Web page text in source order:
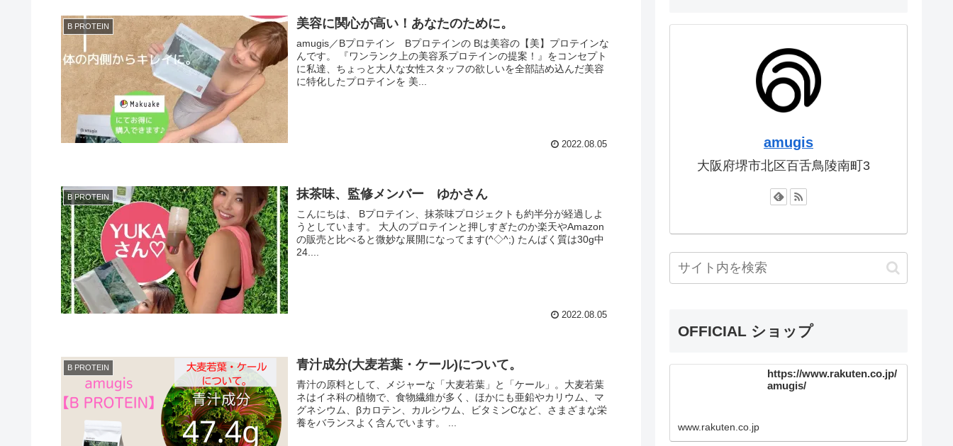
B PROTEIN 美容に関心が高い！あなたのために。
amugis／Bプロテイン Bプロテインの Bは美容の【美】プロテインな
んです。 『ワンランク上の美容系プロテインの提案！』をコンセプト
に私達、ちょっと大人な女性スタッフの欲しいを全部詰め込んだ美容
に特化したプロテインを 美...
2022.08.05
B PROTEIN 抹茶味、監修メンバー ゆかさん
こんにちは、 Bプロテイン、抹茶味プロジェクトも約半分が経過しよ
うとしています。 大人のプロテインと押しすぎたのか楽天やAmazon
の販売と比べると微妙な展開になってます(^◇^;) たんぱく質は30g中
24....
2022.08.05
B PROTEIN 青汁成分(大麦若葉・ケール)について。
青汁の原料として、メジャーな「大麦若葉」と「ケール」。大麦若葉
ネはイネ科の植物で、食物繊維が多く、ほかにも亜鉛やカリウム、マ
グネシウム、βカロテン、カルシウム、ビタミンCなど、さまざまな栄
養をバランスよく含んでいます。 ...
amugis
大阪府堺市北区百舌鳥陵南町3
OFFICIAL ショップ
https://www.rakuten.co.jp/
amugis/
www.rakuten.co.jp